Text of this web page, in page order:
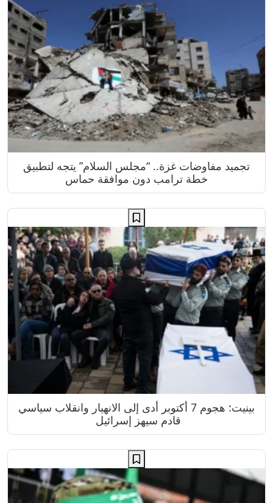
تجميد مفاوضات غزة.. “مجلس السلام” يتجه لتطبيق
خطة ترامب دون موافقة حماس
بينيت: هجوم 7 أكتوبر أدى إلى الانهيار وانقلاب سياسي
قادم سيهز إسرائيل